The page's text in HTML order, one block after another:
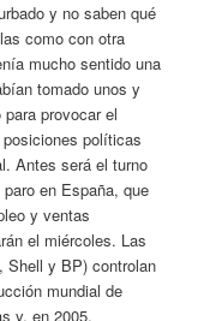
y no saben qué
como con otra
mucho sentido una
tomado unos y
provocar el
políticas
Antes será el turno
en España, que
y ventas
el miércoles. Las
Shell y BP) controlan
mundial de
y, en 2005,